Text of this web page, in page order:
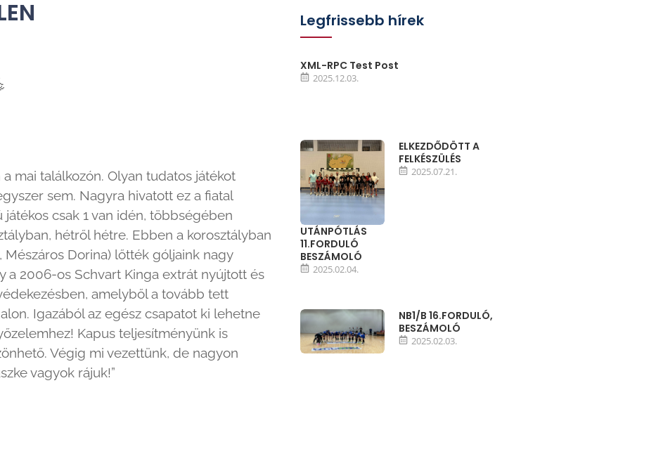
mai találkozón. Olyan tudatos játékot
sem. Nagyra hivatott ez a fiatal
csak 1 van idén, többségében
hétről hétre. Ebben a korosztályban
Dorina) lőtték góljaink nagy
a 2006-os Schvart Kinga extrát nyújtott és
amelyből a tovább tett
Igazából az egész csapatot ki lehetne
Kapus teljesítményünk is
Végig mi vezettünk, de nagyon
vagyok rájuk!”
Legfrissebb hírek
XML-RPC Test Post
2025.12.03.
ELKEZDŐDÖTT A
FELKÉSZÜLÉS
2025.07.21.
UTÁNPÓTLÁS
11.FORDULÓ
BESZÁMOLÓ
2025.02.04.
NB1/B 16.FORDULÓ,
BESZÁMOLÓ
2025.02.03.